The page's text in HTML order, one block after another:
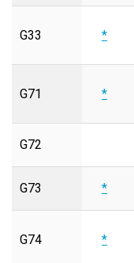
G33 *
G71 *
G72
G73 *
G74 *